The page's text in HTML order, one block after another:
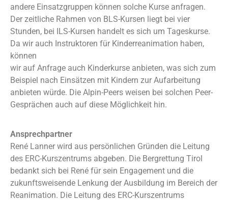
andere Einsatzgruppen können solche Kurse anfragen.
Der zeitliche Rahmen von BLS-Kursen liegt bei vier
Stunden, bei ILS-Kursen handelt es sich um Tageskurse.
Da wir auch Instruktoren für Kinderreanimation haben,
können
wir auf Anfrage auch Kinderkurse anbieten, was sich zum
Beispiel nach Einsätzen mit Kindern zur Aufarbeitung
anbieten würde. Die Alpin-Peers weisen bei solchen Peer-
Gesprächen auch auf diese Möglichkeit hin.
Ansprechpartner
René Lanner wird aus persönlichen Gründen die Leitung
des ERC-Kurszentrums abgeben. Die Bergrettung Tirol
bedankt sich bei René für sein Engagement und die
zukunftsweisende Lenkung der Ausbildung im Bereich der
Reanimation. Die Leitung des ERC-Kurszentrums